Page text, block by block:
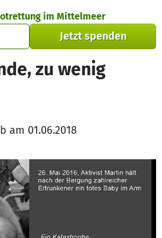
im Mittelmeer
Jetzt spenden
zu wenig
am 01.06.2018